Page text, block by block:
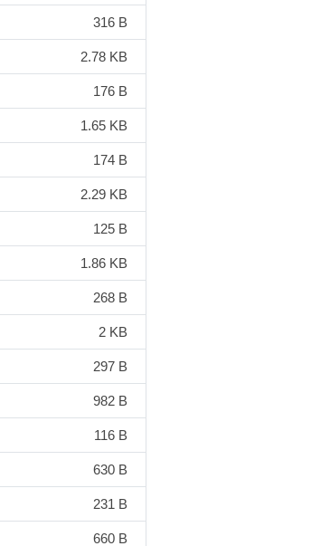
316 B
2.78 KB
176 B
1.65 KB
174 B
2.29 KB
125 B
1.86 KB
268 B
2 KB
297 B
982 B
116 B
630 B
231 B
660 B